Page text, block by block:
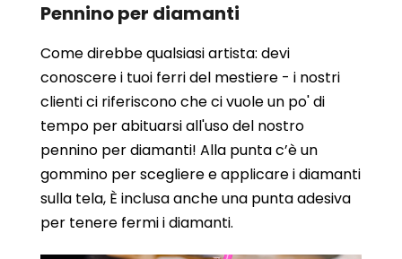
Pennino per diamanti
Come direbbe qualsiasi artista: devi
conoscere i tuoi ferri del mestiere - i nostri
clienti ci riferiscono che ci vuole un po' di
tempo per abituarsi all'uso del nostro
pennino per diamanti! Alla punta c’è un
gommino per scegliere e applicare i diamanti
sulla tela, È inclusa anche una punta adesiva
per tenere fermi i diamanti.